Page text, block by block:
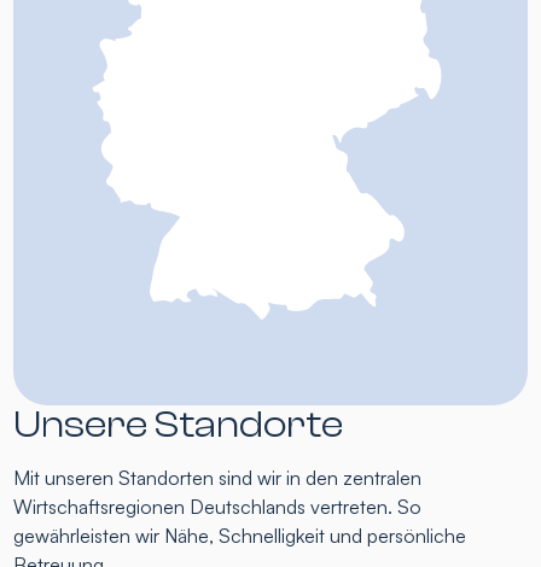
Unsere Standorte
Mit unseren Standorten sind wir in den zentralen
Wirtschaftsregionen Deutschlands vertreten. So
gewährleisten wir Nähe, Schnelligkeit und persönliche